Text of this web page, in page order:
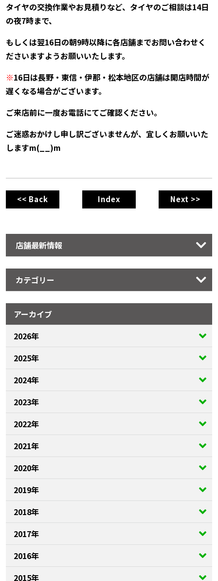
タイヤの交換作業やお見積りなど、タイヤのご相談は14日
の夜7時まで、
もしくは翌16日の朝9時以降に各店舗までお問い合わせく
ださいますようお願いいたします。
※16日は長野・東信・伊那・松本地区の店舗は開店時間が
遅くなる場合がございます。
ご来店前に一度お電話にてご確認ください。
ご迷惑おかけし申し訳ございませんが、宜しくお願いいた
しますm(__)m
<< Back Index Next >>
店舗最新情報
カテゴリー
アーカイブ
2026年
2025年
2024年
2023年
2022年
2021年
2020年
2019年
2018年
2017年
2016年
2015年